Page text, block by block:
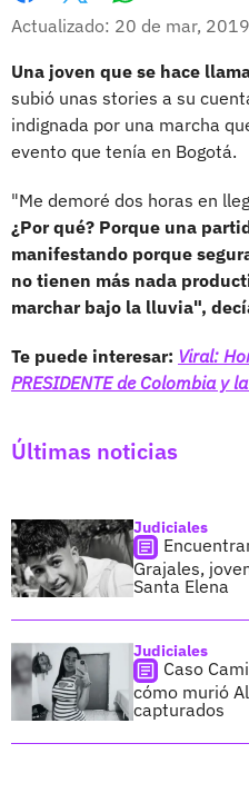
Facebook
X
Actualizado: 20 de mar, 2019
Una joven que se hace
subió unas stories a su
indignada por una marcha
evento que tenía en Bogotá.
"Me demoré dos horas en
¿Por qué? Porque una
manifestando porque
no tienen más nada
marchar bajo la lluvia",
Te puede interesar: Viral:
PRESIDENTE de Colombia y
Últimas noticias
Judiciales
Grajales,
Santa Elena
Judiciales
Caso
cómo murió
capturados